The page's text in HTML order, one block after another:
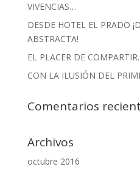
VIVENCIAS…
DESDE HOTEL EL PRADO
ABSTRACTA!
EL PLACER DE
CON LA ILUSIÓN DEL
Comentarios
Archivos
octubre 2016